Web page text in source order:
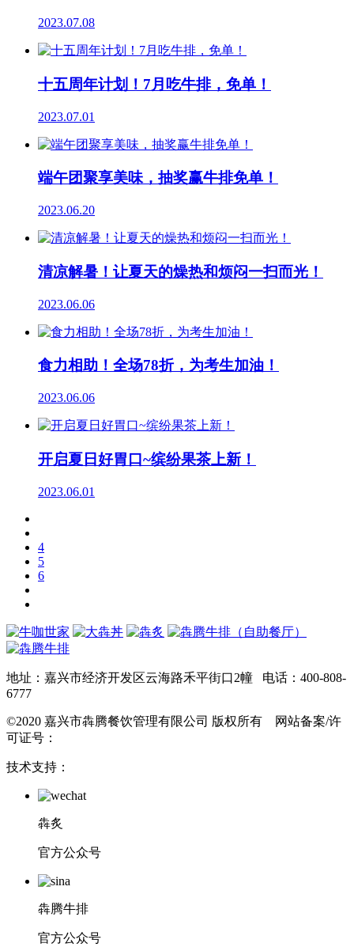
2023.07.08
十五周年计划！7月吃牛排，免单！
2023.07.01
端午团聚享美味，抽奖赢牛排免单！
2023.06.20
清凉解暑！让夏天的燥热和烦闷一扫而光！
2023.06.06
食力相助！全场78折，为考生加油！
2023.06.06
开启夏日好胃口~缤纷果茶上新！
2023.06.01
4
5
6
地址：嘉兴市经济开发区云海路禾平街口2幢 电话：400-808-
6777
©2020 嘉兴市犇腾餐饮管理有限公司 版权所有 网站备案/许
可证号：
技术支持：
犇炙
官方公众号
犇腾牛排
官方公众号